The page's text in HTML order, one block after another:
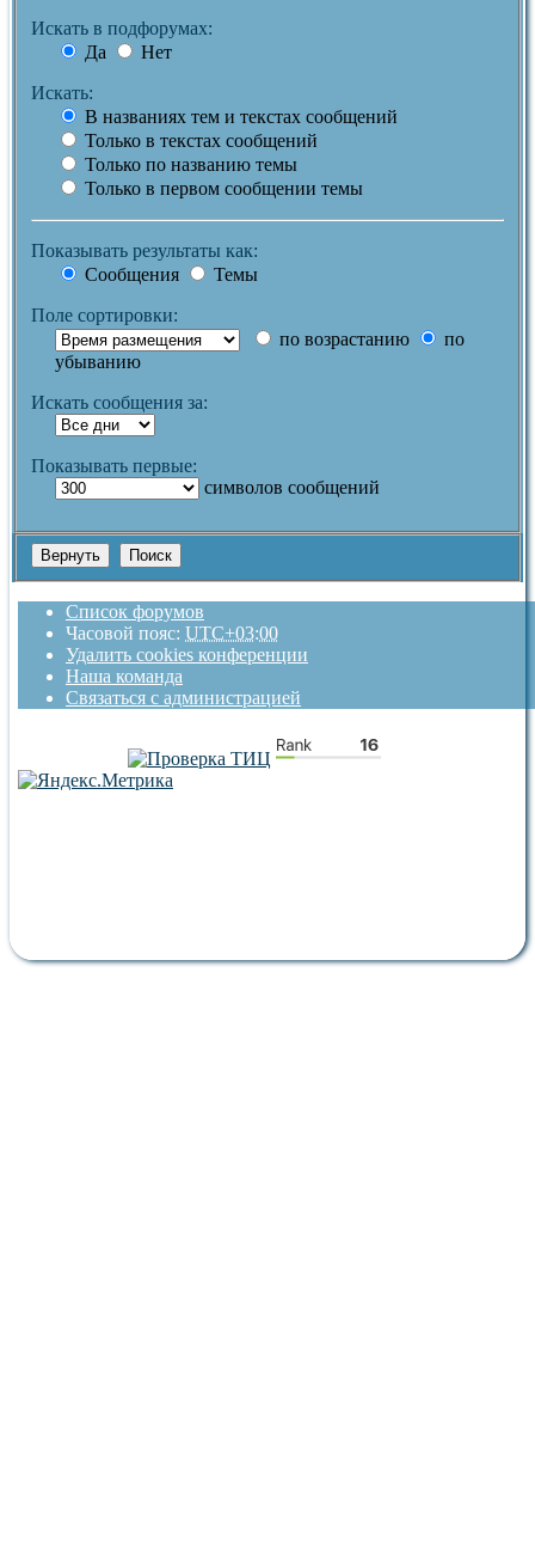
Искать в подфорумах:
Да
Нет
Искать:
В названиях тем и текстах сообщений
Только в текстах сообщений
Только по названию темы
Только в первом сообщении темы
Показывать результаты как:
Сообщения
Темы
Поле сортировки:
по возрастанию
по
убыванию
Искать сообщения за:
Показывать первые:
символов сообщений
Список форумов
Часовой пояс: UTC+03:00
Удалить cookies конференции
Наша команда
Связаться с администрацией